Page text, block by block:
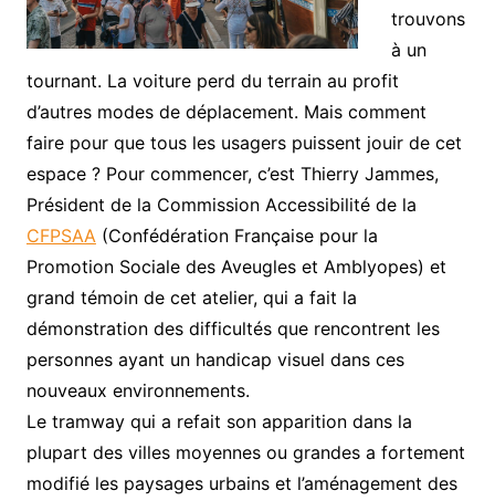
trouvons
à un
tournant. La voiture perd du terrain au profit
d’autres modes de déplacement. Mais comment
faire pour que tous les usagers puissent jouir de cet
espace ? Pour commencer, c’est Thierry Jammes,
Président de la Commission Accessibilité de la
CFPSAA (Confédération Française pour la
Promotion Sociale des Aveugles et Amblyopes) et
grand témoin de cet atelier, qui a fait la
démonstration des difficultés que rencontrent les
personnes ayant un handicap visuel dans ces
nouveaux environnements.
Le tramway qui a refait son apparition dans la
plupart des villes moyennes ou grandes a fortement
modifié les paysages urbains et l’aménagement des